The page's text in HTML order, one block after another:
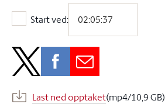
Start ved:
Start ved:
Last ned opptaket(mp4/10,9 GB)